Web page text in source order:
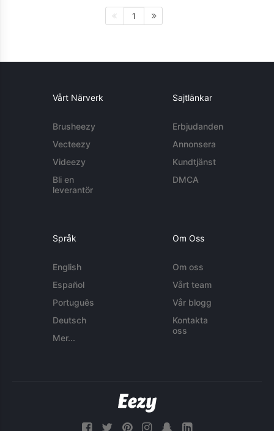
1
Vårt Närverk
Brusheezy
Vecteezy
Videezy
Bli en
leverantör
Sajtlänkar
Erbjudanden
Annonsera
Kundtjänst
DMCA
Språk
English
Español
Português
Deutsch
Mer...
Om Oss
Om oss
Vårt team
Vår blogg
Kontakta
oss